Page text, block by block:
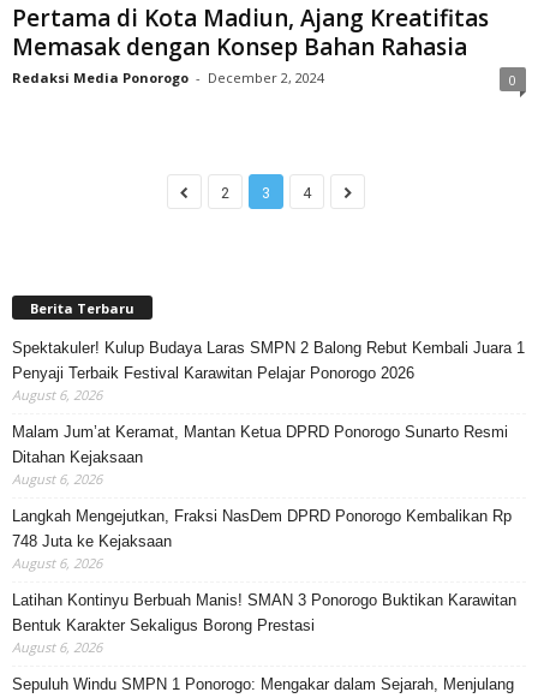
Pertama di Kota Madiun, Ajang Kreatifitas
Memasak dengan Konsep Bahan Rahasia
Redaksi Media Ponorogo - December 2, 2024 0
2 3 4
Berita Terbaru
Spektakuler! Kulup Budaya Laras SMPN 2 Balong Rebut Kembali Juara 1
Penyaji Terbaik Festival Karawitan Pelajar Ponorogo 2026
August 6, 2026
Malam Jum’at Keramat, Mantan Ketua DPRD Ponorogo Sunarto Resmi
Ditahan Kejaksaan
August 6, 2026
Langkah Mengejutkan, Fraksi NasDem DPRD Ponorogo Kembalikan Rp
748 Juta ke Kejaksaan
August 6, 2026
Latihan Kontinyu Berbuah Manis! SMAN 3 Ponorogo Buktikan Karawitan
Bentuk Karakter Sekaligus Borong Prestasi
August 6, 2026
Sepuluh Windu SMPN 1 Ponorogo: Mengakar dalam Sejarah, Menjulang